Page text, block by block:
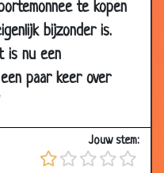
te kopen
bijzonder is.
is nu een
paar keer over
Jouw stem:
3.24